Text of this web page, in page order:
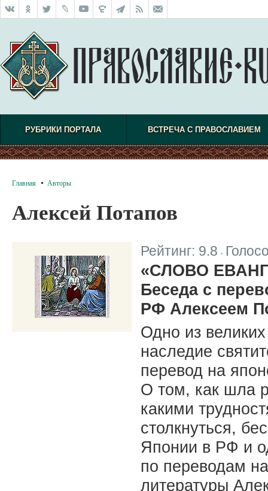
РУБРИКИ ПОРТАЛА ВСТРЕЧА С ПРАВОСЛАВИЕМ
Главная Авторы
Алексей Потапов
Рейтинг: 9.8
«СЛОВО
Беседа с
РФ Алексеем
Одно из
наследие
перевод на
О том, как шла
какими
столкнуться,
Японии в РФ и
по переводам
литературы